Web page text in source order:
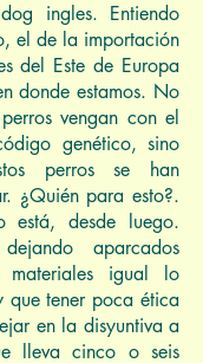
ingles. Entiendo
el de la importación
del Este de Europa
donde estamos. No
vengan con el
genético, sino
perros se han
¿Quién para esto?.
está, desde luego.
aparcados
materiales igual lo
que tener poca ética
en la disyuntiva a
lleva cinco o seis